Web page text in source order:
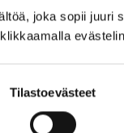
joka sopii juuri
Tilastoevästeet